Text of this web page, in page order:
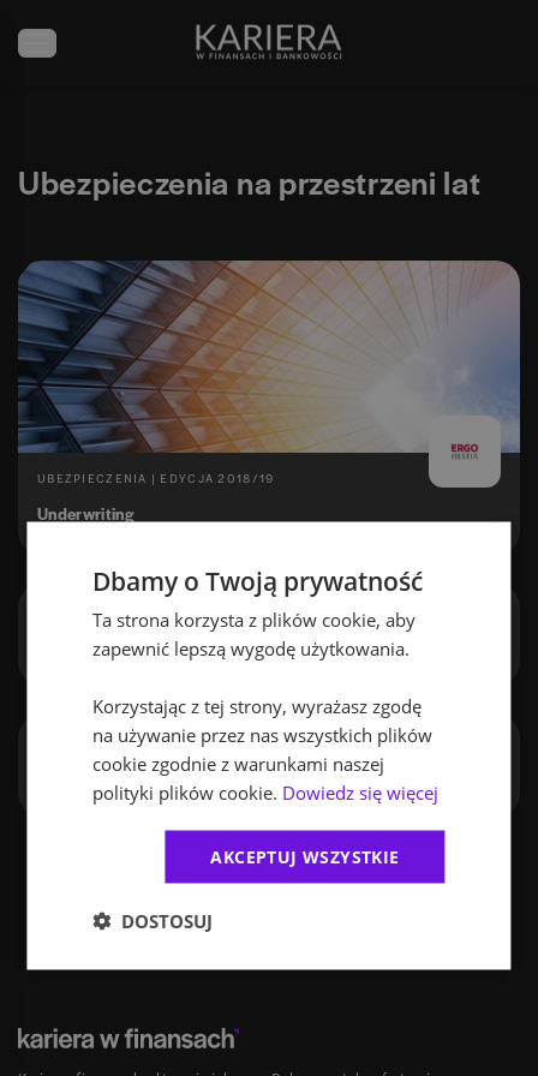
Ubezpieczenia na przestrzeni lat
UBEZPIECZENIA | EDYCJA2018/19
Underwriting
| EDYCJA 2015/16
Aktuariat
UBEZPIECZENIA| EDYCJA2015/16
Trendy: Ubezpieczenia u progu zmian
Dbamy o Twoją prywatność
Ta strona korzysta z plików cookie, aby
zapewnić lepszą wygodę użytkowania.
Korzystając z tej strony, wyrażasz zgodę
na używanie przez nas wszystkich plików
cookie zgodnie z warunkami naszej
polityki plików cookie. Dowiedz się więcej
AKCEPTUJ WSZYSTKIE
DOSTOSUJ